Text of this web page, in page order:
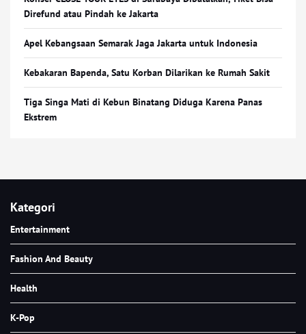
Direfund atau Pindah ke Jakarta
Apel Kebangsaan Semarak Jaga Jakarta untuk Indonesia
Kebakaran Bapenda, Satu Korban Dilarikan ke Rumah Sakit
Tiga Singa Mati di Kebun Binatang Diduga Karena Panas
Ekstrem
Kategori
Entertainment
Fashion And Beauty
Health
K-Pop